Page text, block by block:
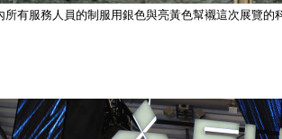
所有服務人員的制服用銀色與亮黃色幫襯這次展覽的